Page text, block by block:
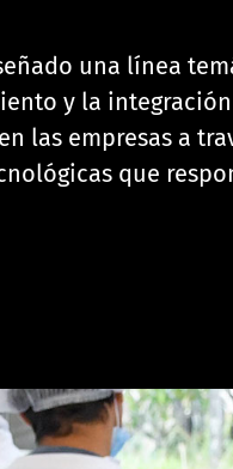
una línea
y la
las empresas a
que